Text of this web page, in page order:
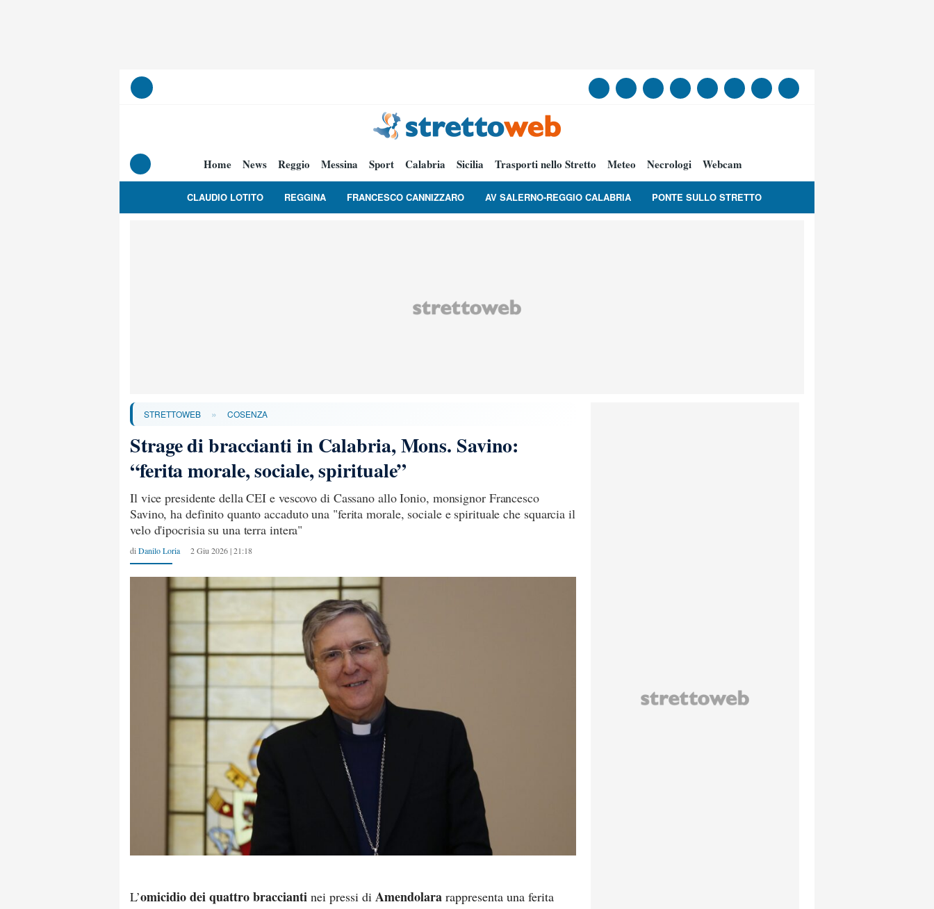
Home News Reggio Messina Sport Calabria Sicilia Trasporti nello Stretto Meteo Necrologi Webcam
CLAUDIO LOTITO REGGINA FRANCESCO CANNIZZARO AV SALERNO-REGGIO CALABRIA PONTE SULLO STRETTO
STRETTOWEB » COSENZA
Strage di braccianti in Calabria, Mons. Savino:
“ferita morale, sociale, spirituale”
Il vice presidente della CEI e vescovo di Cassano allo Ionio, monsignor Francesco
Savino, ha definito quanto accaduto una "ferita morale, sociale e spirituale che squarcia il
velo d'ipocrisia su una terra intera"
di Danilo Loria 2 Giu 2026 | 21:18
L’omicidio dei quattro braccianti nei pressi di Amendolara rappresenta una ferita